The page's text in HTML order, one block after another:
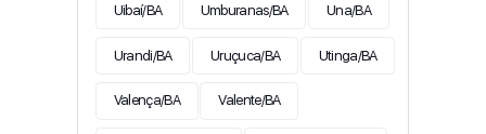
Uibaí/BA Umburanas/BA Una/BA
Urandi/BA Uruçuca/BA Utinga/BA
Valença/BA Valente/BA